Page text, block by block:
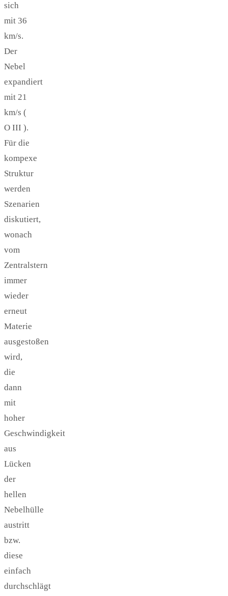
sich
mit 36
km/s.
Der
Nebel
expandiert
mit 21
km/s (
O III ).
Für die
kompexe
Struktur
werden
Szenarien
diskutiert,
wonach
vom
Zentralstern
immer
wieder
erneut
Materie
ausgestoßen
wird,
die
dann
mit
hoher
Geschwindigkeit
aus
Lücken
der
hellen
Nebelhülle
austritt
bzw.
diese
einfach
durchschlägt